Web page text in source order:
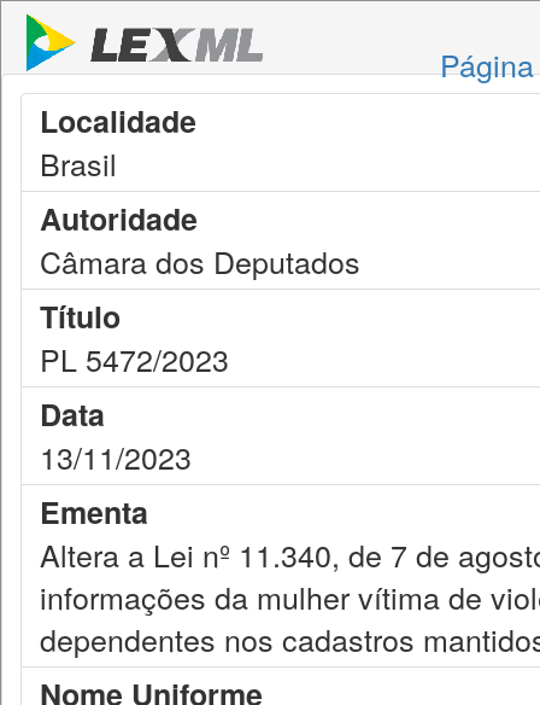
Localidade
Brasil
Autoridade
Câmara dos Deputados
Título
PL 5472/2023
Data
13/11/2023
Ementa
Altera a Lei nº 11.340, de 7 de
informações da mulher vítima de
dependentes nos cadastros
Nome Uniforme